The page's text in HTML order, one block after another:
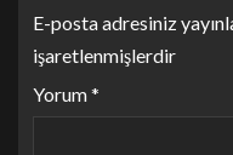
E-posta adresiniz
işaretlenmişlerdir
Yorum*